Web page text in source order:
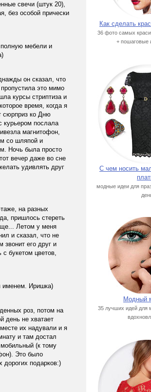
свечи (штук 20),
без особой прически
мебели и
он сказал, что
это мимо
курсы стриптиза и
время, когда я
сюрприз ко Дню
курьером послала
магнитофон,
со шляпой и
Ночь была просто
вечер даже во сне
удивлять друг
на разных
пришлось стереть
Летом у меня
и сказал, что не
звонит его друг и
с букетом цветов,
именем. Иришка)
роз, потом на
день не хватает
их надували и я
и там достал
(к тому
Это было
дорогих подарков:)
Как сделать
36 фото самых
+ пошаговые
С чем носить
модные идеи для
Модный
35 лучших идей для